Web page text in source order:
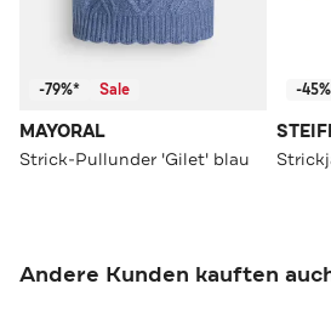
-79%* Sale
MAYORAL
Strick-Pullunder 'Gilet' blau
-
Andere Kunden kauften